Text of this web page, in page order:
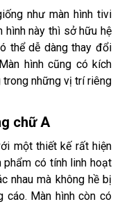
như màn hình tivi
hình này thì sở hữu hệ
thể dễ dàng thay đổi
hình cũng có kích
những vị trí riêng
chữ A
một thiết kế rất hiện
có tính linh hoạt
nhau mà không hề bị
cáo. Màn hình còn có